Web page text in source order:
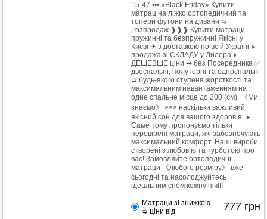
15-47 ••• «Black Friday» Купити
матрац на ліжко ортопедичний та
топери футони на дивани ➭
Розпродаж ❱❱❱ Купити матраци
пружинні та безпружинні Якісні у
Києві ✈ з доставкою по всій Україні ➤
продажа зі СКЛАДУ у Дилера ♦
ДЕШЕВШЕ ціни ➡ без Посередника ✅
двоспальні, полуторні та односпальні
➭ будь-якого ступеня жорсткості та
максимальним навантаженням на
одне спальне місце до 200 (см). 《Ми
знаємо》 >>> наскільки важливий
якісний сон для вашого здоров’я. ➤
Саме тому пропонуємо тільки
перевірені матраци, які забезпечують
максимальний комфорт. Наші вироби
створені з любов’ю та турботою про
вас! Замовляйте ортопедичні
матраци 《любого розміру》 вже
сьогодні та насолоджуйтесь
ідеальним сном кожну ніч!!!
Матраци зі знижкою
➭ ціни від
777 грн